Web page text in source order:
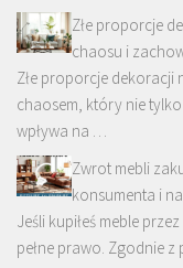
Złe proporcje
chaosu i
Złe proporcje dekoracji
chaosem, który nie
wpływa na …
Zwrot mebli
konsumenta i
Jeśli kupiłeś meble
pełne prawo. Zgodnie z